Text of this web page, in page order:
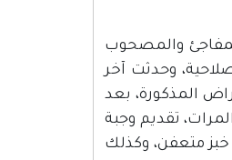
والمصحوب
وحدثت آخر
2004، حيث أصيب ما يقرب من 800 أسير بالأعراض المذكورة، بعد
تقديم وجبة
متعفن، وكذلك